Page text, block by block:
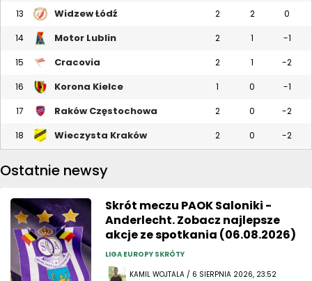
13 Widzew Łódź 2 2 0
14 Motor Lublin 2 1 -1
15 Cracovia 2 1 -2
16 Korona Kielce 1 0 -1
17 Raków Częstochowa 2 0 -2
18 Wieczysta Kraków 2 0 -2
Ostatnie newsy
Skrót meczu PAOK Saloniki -
Anderlecht. Zobacz najlepsze
akcje ze spotkania (06.08.2026)
LIGA EUROPY SKRÓTY
KAMIL WOJTALA / 6 SIERPNIA 2026, 23:52